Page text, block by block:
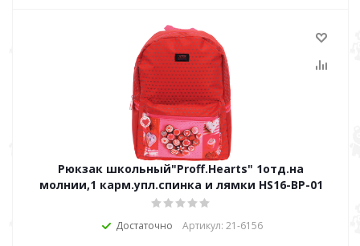
Рюкзак школьный"Proff.Hearts" 1отд.на
молнии,1 карм.упл.спинка и лямки HS16-ВР-01
Достаточно Артикул: 21-6156